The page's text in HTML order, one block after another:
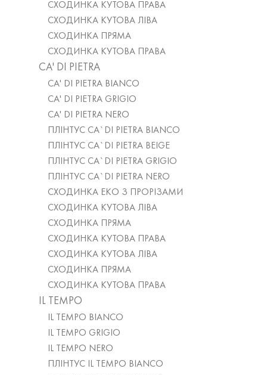
СХОДИНКА КУТОВА ПРАВА
СХОДИНКА КУТОВА ЛІВА
СХОДИНКА ПРЯМА
СХОДИНКА КУТОВА ПРАВА
CA' DI PIETRA
CA' DI PIETRA BIANCO
CA' DI PIETRA GRIGIO
CA' DI PIETRA NERO
ПЛІНТУС CA`DI PIETRA BIANCO
ПЛІНТУС CA`DI PIETRA BEIGE
ПЛІНТУС CA`DI PIETRA GRIGIO
ПЛІНТУС CA`DI PIETRA NERO
СХОДИНКА ЕКО З ПРОРІЗАМИ
СХОДИНКА КУТОВА ЛІВА
СХОДИНКА ПРЯМА
СХОДИНКА КУТОВА ПРАВА
СХОДИНКА КУТОВА ЛІВА
СХОДИНКА ПРЯМА
СХОДИНКА КУТОВА ПРАВА
IL TEMPO
IL TEMPO BIANCO
IL TEMPO GRIGIO
IL TEMPO NERO
ПЛІНТУС IL TEMPO BIANCO